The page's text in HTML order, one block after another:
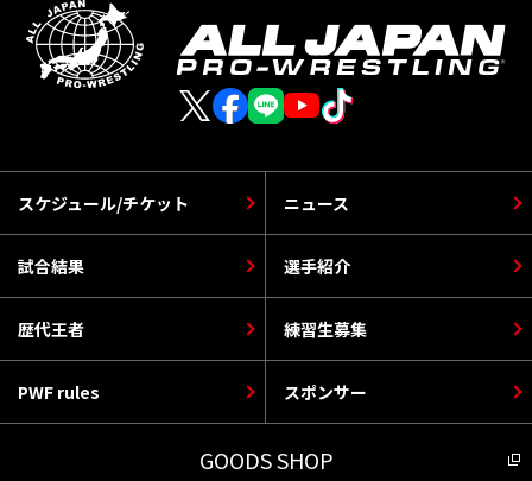
スケジュール/チケット
選手紹介
PWF rules
ニュース
歴代王者
スポンサー
試合結果
練習生募集
GOODS SHOP